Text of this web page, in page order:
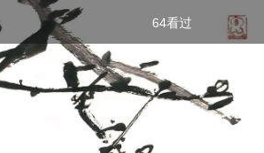
64看过